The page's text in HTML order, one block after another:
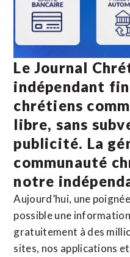
Le Journal
indépendant
chrétiens
libre, sans
publicité. La
communauté
notre
Aujourd’hui, une
possible une
gratuitement à des
sites, nos applications